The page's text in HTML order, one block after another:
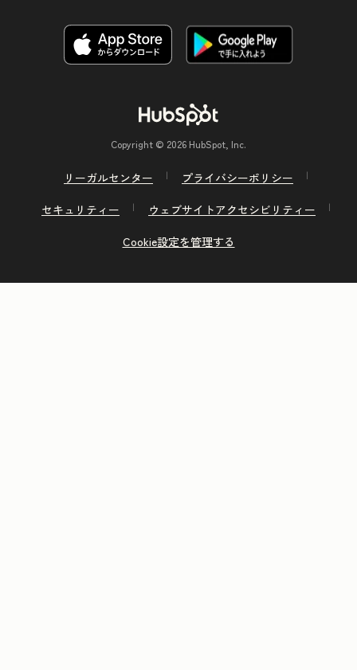
Copyright © 2026 HubSpot, Inc.
リーガルセンター
プライバシーポリシー
セキュリティー
ウェブサイトアクセシビリティー
Cookie設定を管理する